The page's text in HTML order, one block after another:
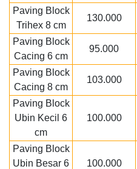
Paving Block
Trihex 8 cm
130.000
Paving Block
Cacing 6 cm
95.000
Paving Block
Cacing 8 cm
103.000
Paving Block
Ubin Kecil 6
cm
100.000
Paving Block
Ubin Besar 6
100.000